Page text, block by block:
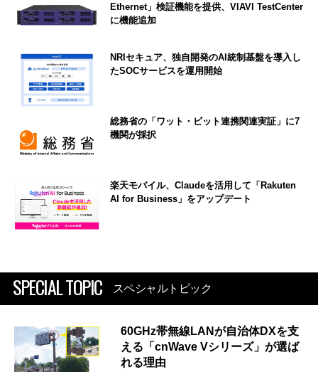
Ethernet」検証機能を提供、VIAVI TestCenter
に機能追加
NRIセキュア、独自開発のAI統制基盤を導入し
たSOCサービスを運用開始
総務省の「ワット・ビット連携関連実証」に7
機関が採択
楽天モバイル、Claudeを活用して「Rakuten
AI for Business」をアップデート
SPECIAL TOPIC スペシャルトピック
60GHz帯無線LANが自治体DXを支
える「cnWave Vシリーズ」が選ば
れる理由